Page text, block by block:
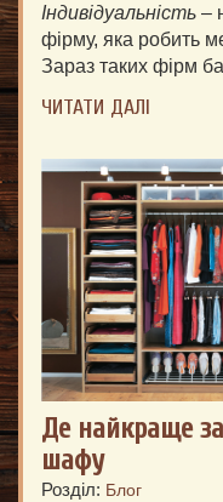
Індивідуальність –
фірму, яка робить
Зараз таких фірм
ЧИТАТИ ДАЛІ
Де найкраще
шафу
Розділ: Блог